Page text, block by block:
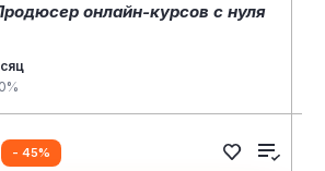
онлайн-курсов с нуля
- 45%